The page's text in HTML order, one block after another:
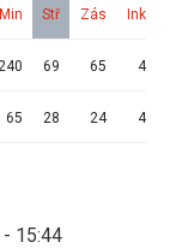
Min Stř Zás Ink
69 65 4
65 28 24 4
15:44